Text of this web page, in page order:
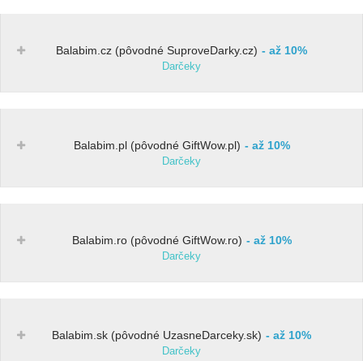
Balabim.cz (pôvodné SuproveDarky.cz) až 10%
Darčeky
Balabim.pl (pôvodné GiftWow.pl) až 10%
Darčeky
Balabim.ro (pôvodné GiftWow.ro) až 10%
Darčeky
Balabim.sk (pôvodné UzasneDarceky.sk) až 10%
Darčeky